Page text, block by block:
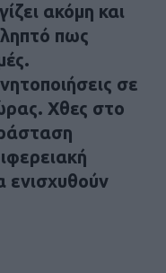
ακόμη και
πως
σε
Χθες στο
ενισχυθούν